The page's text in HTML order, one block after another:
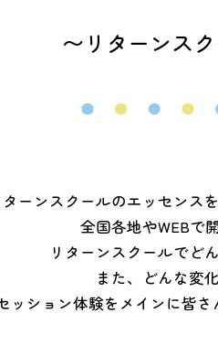
〜リターンス
ーンスクールのエッセンス
全国各地やWEBで
リターンスクールでど
また、どんな変
ッション体験をメインに皆